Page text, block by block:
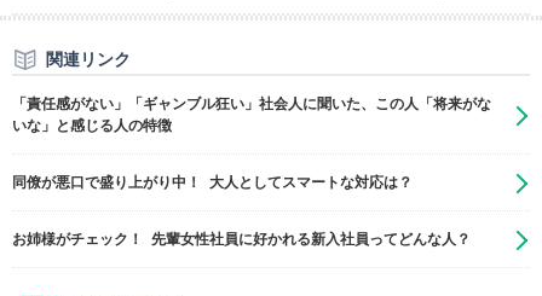
関連リンク
「責任感がない」「ギャンブル狂い」社会人に聞いた、この人「将来がな
いな」と感じる人の特徴
同僚が悪口で盛り上がり中！ 大人としてスマートな対応は？
お姉様がチェック！ 先輩女性社員に好かれる新入社員ってどんな人？